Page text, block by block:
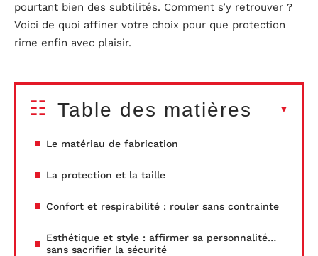
pourtant bien des subtilités. Comment s’y retrouver ?
Voici de quoi affiner votre choix pour que protection
rime enfin avec plaisir.
Table des matières
Le matériau de fabrication
La protection et la taille
Confort et respirabilité : rouler sans contrainte
Esthétique et style : affirmer sa personnalité…
sans sacrifier la sécurité